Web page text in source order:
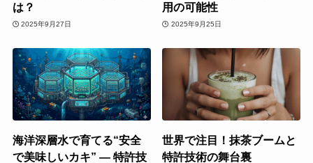
は？
2025年9月27日
用の可能性
2025年9月25日
海洋深層水で育てる“安全
で美味しいカキ” ― 特許技
世界で注目！抹茶ブームと
特許技術の舞台裏